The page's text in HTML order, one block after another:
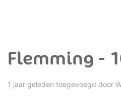
Flemming -
1 jaar geleden toegevoegd door